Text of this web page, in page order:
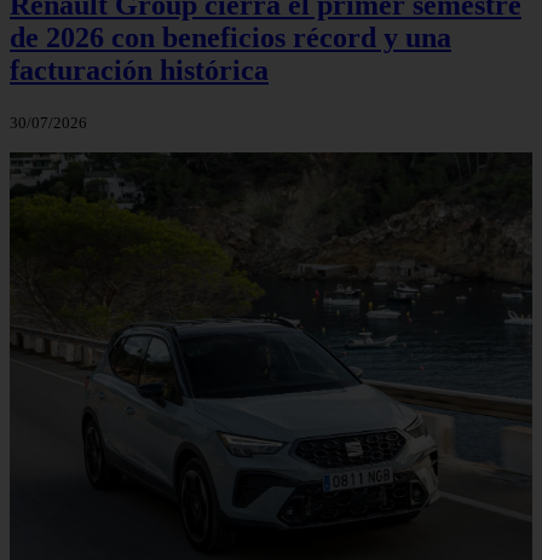
de 2026 con beneficios récord y una
facturación histórica
30/07/2026